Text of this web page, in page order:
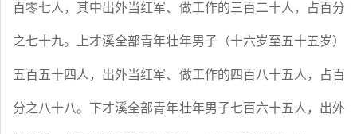
百零七人，其中出外当红军、做工作的三百二十人，占百分
之七十九。上才溪全部青年壮年男子（十六岁至五十五岁）
五百五十四人，出外当红军、做工作的四百八十五人，占百
分之八十八。下才溪全部青年壮年男子七百六十五人，出外